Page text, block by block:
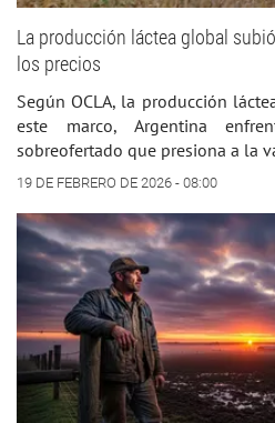
La producción láctea global
los precios
Según OCLA, la producción
este marco, Argentina
sobreofertado que presiona a la
19 DE FEBRERO DE 2026 - 08:00